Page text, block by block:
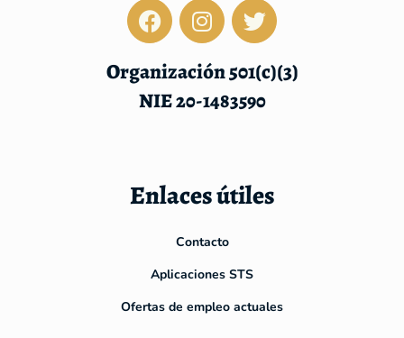
Organización 501(c)(3)
NIE 20-1483590
Enlaces útiles
Contacto
Aplicaciones STS
Ofertas de empleo actuales